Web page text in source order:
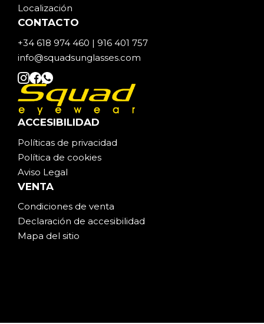
Localización
CONTACTO
+34 618 974 460 | 916 401 757
info@squadsunglasses.com
ACCESIBILIDAD
Políticas de privacidad
Política de cookies
Aviso Legal
VENTA
Condiciones de venta
Declaración de accesibilidad
Mapa del sitio